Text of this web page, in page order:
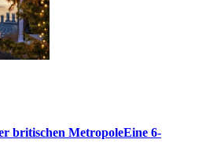
britischen MetropoleEine 6-